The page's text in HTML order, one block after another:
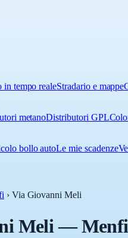
in tempo realeStradario e mappe
metanoDistributori GPL
bollo autoLe mie scadenze
› Via Giovanni Meli
Meli—Menfi